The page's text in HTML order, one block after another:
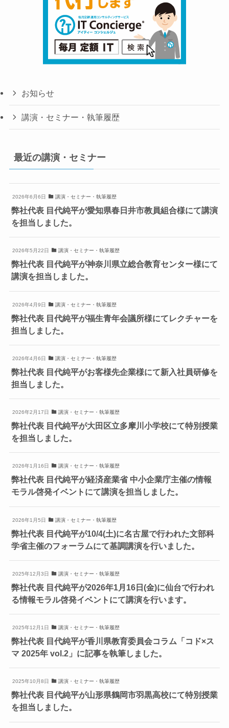
お知らせ
講演・セミナー・執筆履歴
最近の講演・セミナー
2026年6月6日 講演・セミナー・執筆履歴
弊社代表 目代純平が愛知県春日井市教員組合様にて講演
を担当しました。
2026年5月22日 講演・セミナー・執筆履歴
弊社代表 目代純平が神奈川県立総合教育センター様にて
講演を担当しました。
2026年4月9日 講演・セミナー・執筆履歴
弊社代表 目代純平が福生青年会議所様にてレクチャーを
担当しました。
2026年4月6日 講演・セミナー・執筆履歴
弊社代表 目代純平がお客様先企業様にて新入社員研修を
担当しました。
2026年2月17日 講演・セミナー・執筆履歴
弊社代表 目代純平が大田区立多摩川小学校にて特別授業
を担当しました。
2026年1月16日 講演・セミナー・執筆履歴
弊社代表 目代純平が経済産業省 中小企業庁主催の情報
モラル啓発イベントにて講演を担当しました。
2026年1月5日 講演・セミナー・執筆履歴
弊社代表 目代純平が10/4(土)に名古屋で行われた文部科
学省主催のフォーラムにて基調講演を行いました。
2025年12月3日 講演・セミナー・執筆履歴
弊社代表 目代純平が2026年1月16日(金)に仙台で行われ
る情報モラル啓発イベントにて講演を行います。
2025年12月1日 講演・セミナー・執筆履歴
弊社代表 目代純平が香川県教育委員会コラム「コド×ス
マ 2025年 vol.2」に記事を執筆しました。
2025年10月8日 講演・セミナー・執筆履歴
弊社代表 目代純平が山形県鶴岡市羽黒高校にて特別授業
を担当しました。